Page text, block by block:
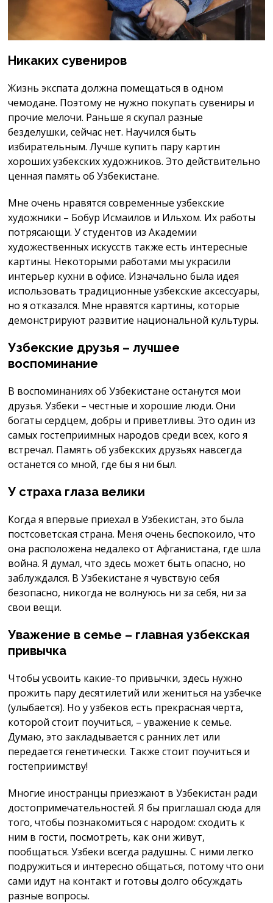
Никаких сувениров
Жизнь экспата должна помещаться в одном
чемодане. Поэтому не нужно покупать сувениры и
прочие мелочи. Раньше я скупал разные
безделушки, сейчас нет. Научился быть
избирательным. Лучше купить пару картин
хороших узбекских художников. Это действительно
ценная память об Узбекистане.
Мне очень нравятся современные узбекские
художники – Бобур Исмаилов и Ильхом. Их работы
потрясающи. У студентов из Академии
художественных искусств также есть интересные
картины. Некоторыми работами мы украсили
интерьер кухни в офисе. Изначально была идея
использовать традиционные узбекские аксессуары,
но я отказался. Мне нравятся картины, которые
демонстрируют развитие национальной культуры.
Узбекские друзья – лучшее
воспоминание
В воспоминаниях об Узбекистане останутся мои
друзья. Узбеки – честные и хорошие люди. Они
богаты сердцем, добры и приветливы. Это один из
самых гостеприимных народов среди всех, кого я
встречал. Память об узбекских друзьях навсегда
останется со мной, где бы я ни был.
У страха глаза велики
Когда я впервые приехал в Узбекистан, это была
постсоветская страна. Меня очень беспокоило, что
она расположена недалеко от Афганистана, где шла
война. Я думал, что здесь может быть опасно, но
заблуждался. В Узбекистане я чувствую себя
безопасно, никогда не волнуюсь ни за себя, ни за
свои вещи.
Уважение в семье – главная узбекская
привычка
Чтобы усвоить какие-то привычки, здесь нужно
прожить пару десятилетий или жениться на узбечке
(улыбается). Но у узбеков есть прекрасная черта,
которой стоит поучиться, – уважение к семье.
Думаю, это закладывается с ранних лет или
передается генетически. Также стоит поучиться и
гостеприимству!
Многие иностранцы приезжают в Узбекистан ради
достопримечательностей. Я бы приглашал сюда для
того, чтобы познакомиться с народом: сходить к
ним в гости, посмотреть, как они живут,
пообщаться. Узбеки всегда радушны. С ними легко
подружиться и интересно общаться, потому что они
сами идут на контакт и готовы долго обсуждать
разные вопросы.